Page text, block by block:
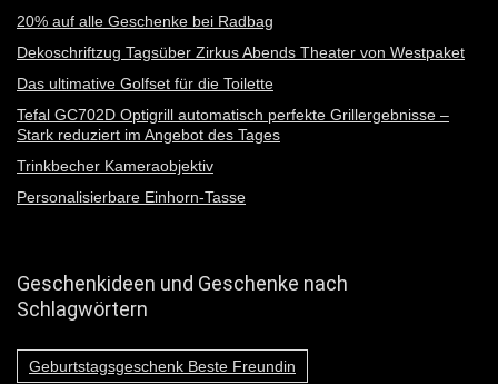
20% auf alle Geschenke bei Radbag
Dekoschriftzug Tagsüber Zirkus Abends Theater von Westpaket
Das ultimative Golfset für die Toilette
Tefal GC702D Optigrill automatisch perfekte Grillergebnisse –
Stark reduziert im Angebot des Tages
Trinkbecher Kameraobjektiv
Personalisierbare Einhorn-Tasse
Geschenkideen und Geschenke nach
Schlagwörtern
Geburtstagsgeschenk Beste Freundin